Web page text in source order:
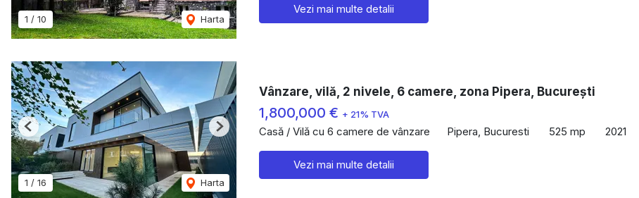
1 / 10 Harta
Vezi mai multe detalii
1 / 16 Harta
Previous Next
Vânzare, vilă, 2 nivele, 6 camere, zona Pipera, București
1,800,000 € + 21% TVA
Casă / Vilă cu 6 camere de vânzare Pipera, Bucuresti 525 mp 2021
Vezi mai multe detalii